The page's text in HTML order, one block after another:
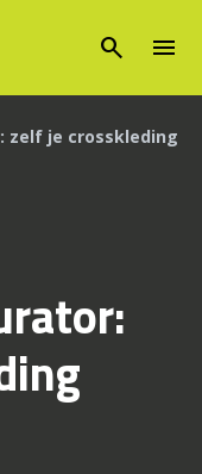
search menu
zelf je crosskleding